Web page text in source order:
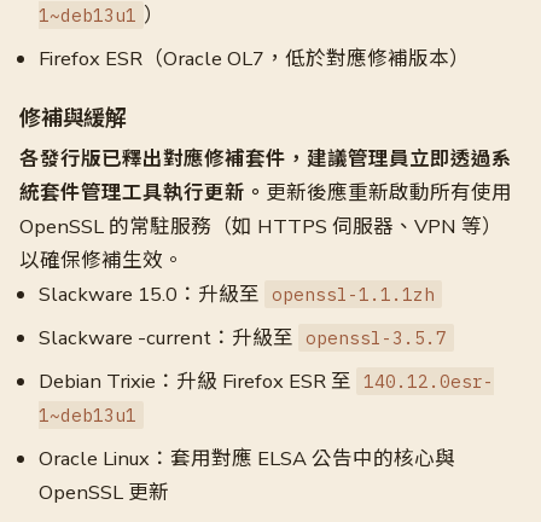
1~deb13u1 ）
Firefox ESR（Oracle OL7，低於對應修補版本）
修補與緩解
各發行版已釋出對應修補套件，建議管理員立即透過系
統套件管理工具執行更新。 更新後應重新啟動所有使用
OpenSSL 的常駐服務（如 HTTPS 伺服器、VPN 等）
以確保修補生效。
Slackware 15.0：升級至
openssl-1.1.1zh
Slackware -current：升級至 openssl-3.5.7
Debian Trixie：升級 Firefox ESR 至 140.12.0esr-
1~deb13u1
Oracle Linux：套用對應 ELSA 公告中的核心與
OpenSSL 更新